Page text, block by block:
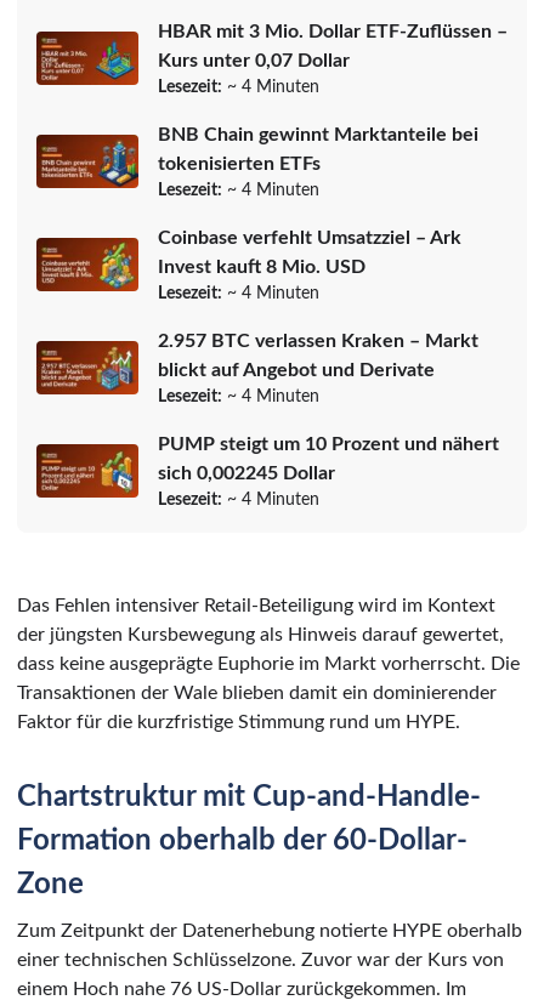
HBAR mit 3 Mio. Dollar ETF-Zuflüssen –
Kurs unter 0,07 Dollar
Lesezeit: ~ 4 Minuten
BNB Chain gewinnt Marktanteile bei
tokenisierten ETFs
Lesezeit: ~ 4 Minuten
Coinbase verfehlt Umsatzziel – Ark
Invest kauft 8 Mio. USD
Lesezeit: ~ 4 Minuten
2.957 BTC verlassen Kraken – Markt
blickt auf Angebot und Derivate
Lesezeit: ~ 4 Minuten
PUMP steigt um 10 Prozent und nähert
sich 0,002245 Dollar
Lesezeit: ~ 4 Minuten
Das Fehlen intensiver Retail-Beteiligung wird im Kontext
der jüngsten Kursbewegung als Hinweis darauf gewertet,
dass keine ausgeprägte Euphorie im Markt vorherrscht. Die
Transaktionen der Wale blieben damit ein dominierender
Faktor für die kurzfristige Stimmung rund um HYPE.
Chartstruktur mit Cup-and-Handle-
Formation oberhalb der 60-Dollar-
Zone
Zum Zeitpunkt der Datenerhebung notierte HYPE oberhalb
einer technischen Schlüsselzone. Zuvor war der Kurs von
einem Hoch nahe 76 US-Dollar zurückgekommen. Im